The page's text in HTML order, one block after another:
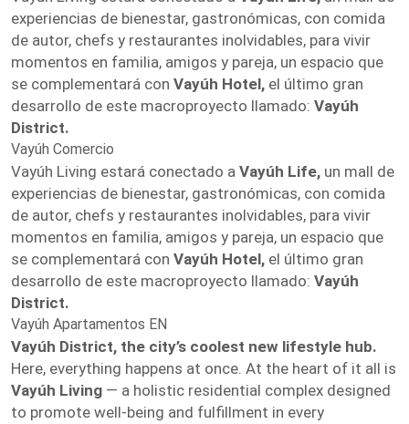
experiencias de bienestar, gastronómicas, con comida
de autor, chefs y restaurantes inolvidables, para vivir
momentos en familia, amigos y pareja, un espacio que
se complementará con Vayúh Hotel, el último gran
desarrollo de este macroproyecto llamado: Vayúh
District.
Vayúh Comercio
Vayúh Living estará conectado a Vayúh Life, un mall de
experiencias de bienestar, gastronómicas, con comida
de autor, chefs y restaurantes inolvidables, para vivir
momentos en familia, amigos y pareja, un espacio que
se complementará con Vayúh Hotel, el último gran
desarrollo de este macroproyecto llamado: Vayúh
District.
Vayúh Apartamentos EN
Vayúh District, the city’s coolest new lifestyle hub.
Here, everything happens at once. At the heart of it all is
Vayúh Living — a holistic residential complex designed
to promote well-being and fulfillment in every